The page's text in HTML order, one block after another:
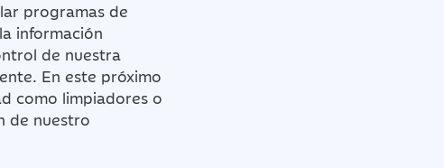
programas de
información
de nuestra
En este próximo
como limpiadores o
de nuestro